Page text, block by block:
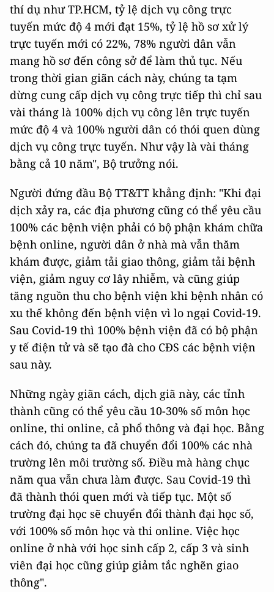
thí dụ như TP.HCM, tỷ lệ dịch vụ công trực
tuyến mức độ 4 mới đạt 15%, tỷ lệ hồ sơ xử lý
trực tuyến mới có 22%, 78% người dân vẫn
mang hồ sơ đến công sở để làm thủ tục. Nếu
trong thời gian giãn cách này, chúng ta tạm
dừng cung cấp dịch vụ công trực tiếp thì chỉ sau
vài tháng là 100% dịch vụ công lên trực tuyến
mức độ 4 và 100% người dân có thói quen dùng
dịch vụ công trực tuyến. Như vậy là vài tháng
bằng cả 10 năm", Bộ trưởng nói.
Người đứng đầu Bộ TT&TT khẳng định: "Khi đại
dịch xảy ra, các địa phương cũng có thể yêu cầu
100% các bệnh viện phải có bộ phận khám chữa
bệnh online, người dân ở nhà mà vẫn thăm
khám được, giảm tải giao thông, giảm tải bệnh
viện, giảm nguy cơ lây nhiễm, và cũng giúp
tăng nguồn thu cho bệnh viện khi bệnh nhân có
xu thế không đến bệnh viện vì lo ngại Covid-19.
Sau Covid-19 thì 100% bệnh viện đã có bộ phận
y tế điện tử và sẽ tạo đà cho CĐS các bệnh viện
sau này.
Những ngày giãn cách, dịch giã này, các tỉnh
thành cũng có thể yêu cầu 10-30% số môn học
online, thi online, cả phổ thông và đại học. Bằng
cách đó, chúng ta đã chuyển đổi 100% các nhà
trường lên môi trường số. Điều mà hàng chục
năm qua vẫn chưa làm được. Sau Covid-19 thì
đã thành thói quen mới và tiếp tục. Một số
trường đại học sẽ chuyển đổi thành đại học số,
với 100% số môn học và thi online. Việc học
online ở nhà với học sinh cấp 2, cấp 3 và sinh
viên đại học cũng giúp giảm tắc nghẽn giao
thông".